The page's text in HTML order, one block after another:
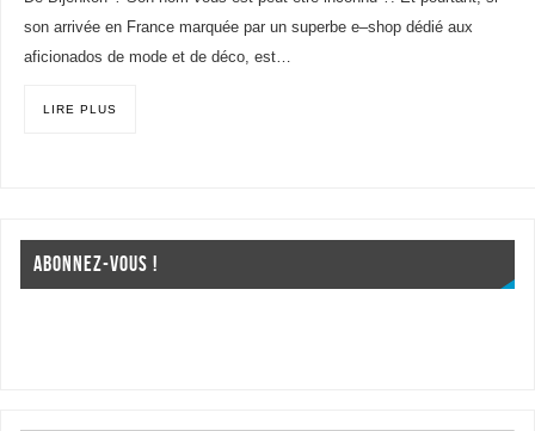
son arrivée en France marquée par un superbe e–shop dédié aux
aficionados de mode et de déco, est…
LIRE PLUS
ABONNEZ-VOUS !